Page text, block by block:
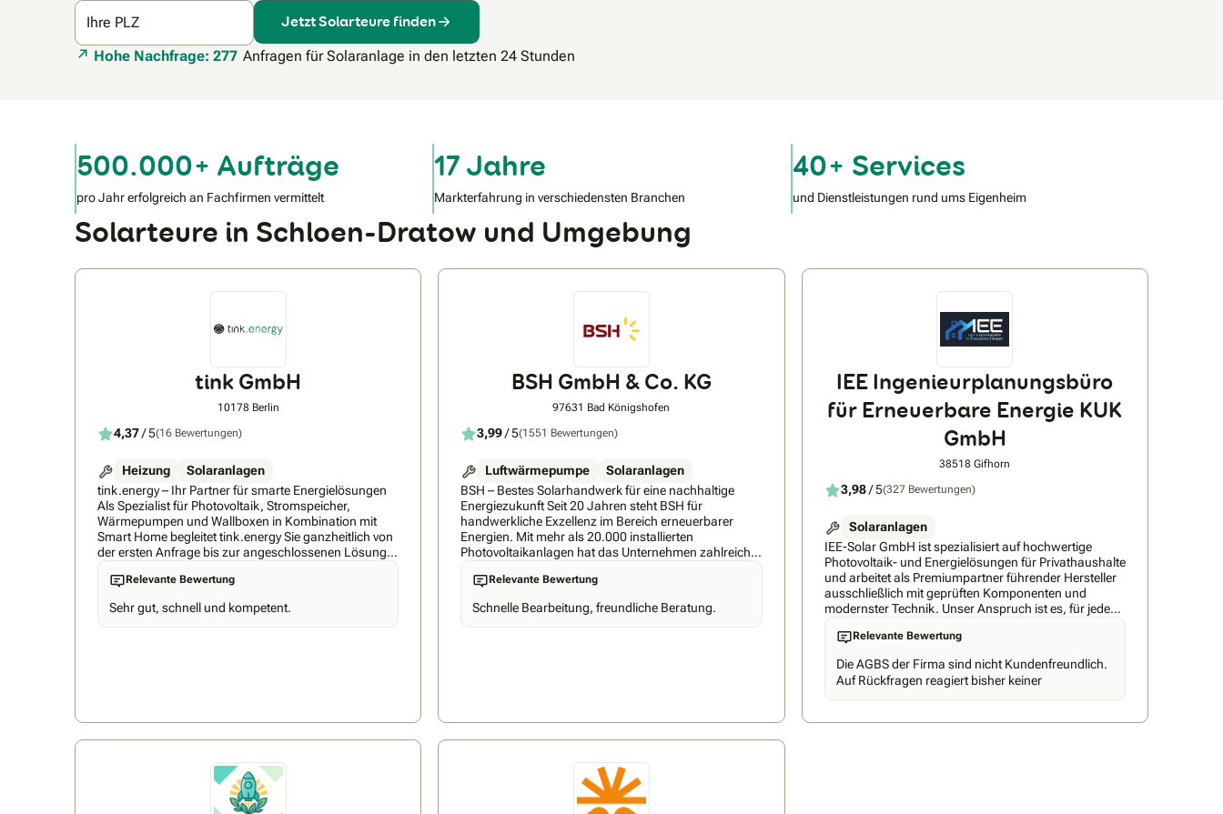
Ihre PLZ Jetzt Solarteure finden
Hohe Nachfrage: 277 Anfragen für Solaranlage in den letzten 24 Stunden
500.000+ Aufträge
pro Jahr erfolgreich an Fachfirmen vermittelt
17 Jahre
Markterfahrung in verschiedensten Branchen
40+ Services
und Dienstleistungen rund ums Eigenheim
Solarteure in Schloen-Dratow und Umgebung
tink GmbH
10178 Berlin
4,37/ 5(16 Bewertungen)
Heizung
Solaranlagen
tink.energy – Ihr Partner für smarte Energielösungen
Als Spezialist für Photovoltaik, Stromspeicher,
Wärmepumpen und Wallboxen in Kombination mit
Smart Home begleitet tink.energy Sie ganzheitlich von
der ersten Anfrage bis zur angeschlossenen Lösung
und täglichen Nutzung. Immer mit dem Anspruch,
höchste Qualität mit regionaler Expertise zu verbinden
senkt und auf Ihre Bedürfnisse abgestimmt ist. So
einfach geht’s mit unserer Nummer-1-Empfehlung: ✅
Speicher und Smart Home aus einer Hand,
aufeinander abgestimmt und flexibel kombinierbar ✅
führenden Marken wie Viessmann, Bosch Smart
Home, Shelly, tado und vielen weiteren ✅ Regionale
Umsetzung – Planung und Installation durch geprüfte
Relevante Bewertung
Sehr gut, schnell und kompetent.
BSH GmbH & Co. KG
97631 Bad Königshofen
3,99/ 5(1551 Bewertungen)
Luftwärmepumpe
Solaranlagen
BSH – Bestes Solarhandwerk für eine nachhaltige
Energiezukunft Seit 20 Jahren steht BSH für
handwerkliche Exzellenz im Bereich erneuerbarer
Energien. Mit mehr als 20.000 installierten
Photovoltaikanlagen hat das Unternehmen zahlreiche
Haushalte und Unternehmen auf dem Weg zur
eigenen, nachhaltigen Energieversorgung begleitet.
perfekten Zuhauses mit modernster
Energiegewinnung zu vereinen. Individuell
auch finanziell attraktiv sind. Maßgeschneiderte
Solarsysteme ermöglichen eine optimale Nutzung der
einen aktiven Beitrag zum Klimaschutz. Aktuell besteht
das Team aus 500 Photovoltaik-Experten, die mit
Fachwissen, Erfahrung und Leidenschaft für eine
Relevante Bewertung
Schnelle Bearbeitung, freundliche Beratung.
IEE Ingenieurplanungsbüro
für Erneuerbare Energie KUK
GmbH
38518 Gifhorn
3,98/ 5(327 Bewertungen)
Solaranlagen
IEE-Solar GmbH ist spezialisiert auf hochwertige
Photovoltaik- und Energielösungen für Privathaushalte
und arbeitet als Premiumpartner führender Hersteller
ausschließlich mit geprüften Komponenten und
modernster Technik. Unser Anspruch ist es, für jeden
Kunden die technisch beste und langlebigste Lösung
zu realisieren – effizient, zuverlässig und zu einem
Qualitätsstandards und sorgfältig ausgewählten
Partner garantieren wir nachhaltige Ergebnisse und
maximale Kundenzufriedenheit. Nicht umsonst nennt
Relevante Bewertung
Die AGBS der Firma sind nicht Kundenfreundlich.
Auf Rückfragen reagiert bisher keiner